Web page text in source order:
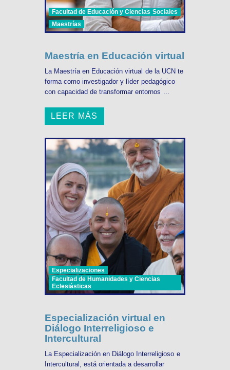
Facultad de Educación y Ciencias Sociales
Maestrías
Maestría en Educación virtual
La Maestría en Educación virtual de la UCN te
forma como investigador y líder pedagógico
con capacidad de transformar entornos ...
LEER MÁS
Especializaciones
Facultad de Humanidades y Ciencias
Eclesiásticas
Especialización virtual en
Diálogo Interreligioso e
Intercultural
La Especialización en Diálogo Interreligioso e
Intercultural, está orientada a desarrollar